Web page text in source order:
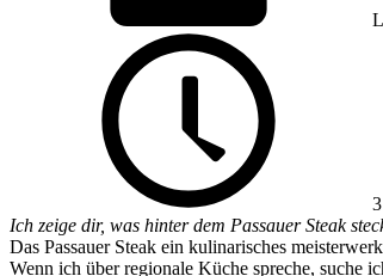
Ich zeige dir, was hinter dem Passauer Steak
Das Passauer Steak ein kulinarisches
Wenn ich über regionale Küche spreche, suche